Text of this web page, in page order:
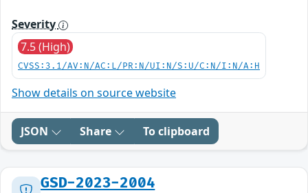
Severity
7.5 (High)
CVSS:3.1/AV:N/AC:L/PR:N/UI:N/S:U/C:N/I:N/A:H
Show details on source website
JSON Share To clipboard
GSD-2023-2004